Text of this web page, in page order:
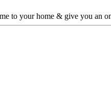
to your home & give you an